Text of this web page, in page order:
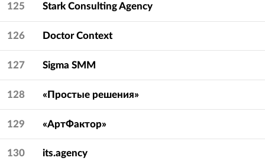
125 Stark Consulting Agency
126 Doctor Context
127 Sigma SMM
128 «Простые решения»
129 «АртФактор»
130 its.agency